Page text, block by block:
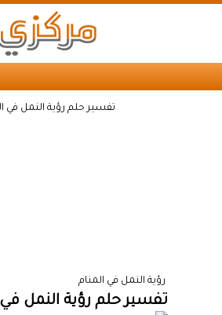
تفسير حلم رؤية النمل في
رؤية النمل في المنام
تفسير حلم رؤية النمل في